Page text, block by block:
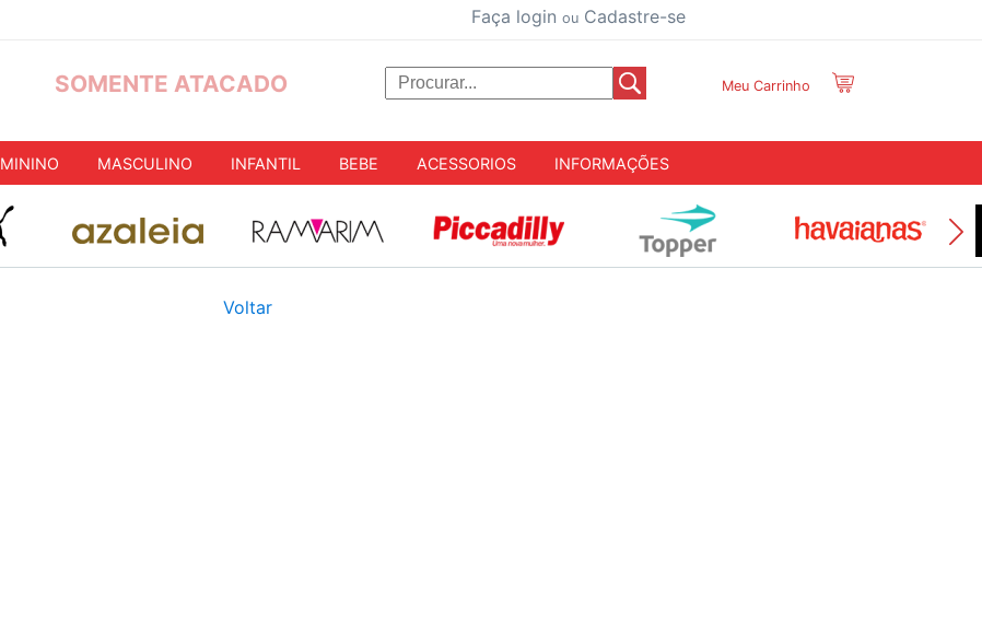
Faça login ou Cadastre-se
SOMENTE ATACADO Meu Carrinho
MASCULINO INFANTIL BEBE ACESSORIOS INFORMAÇÕES
Voltar